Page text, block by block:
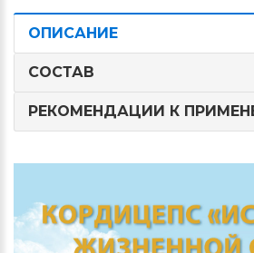
ОПИСАНИЕ
СОСТАВ
РЕКОМЕНДАЦИИ К